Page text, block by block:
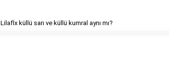
Lilafİx küllü sarı ve küllü kumral aynı mı?